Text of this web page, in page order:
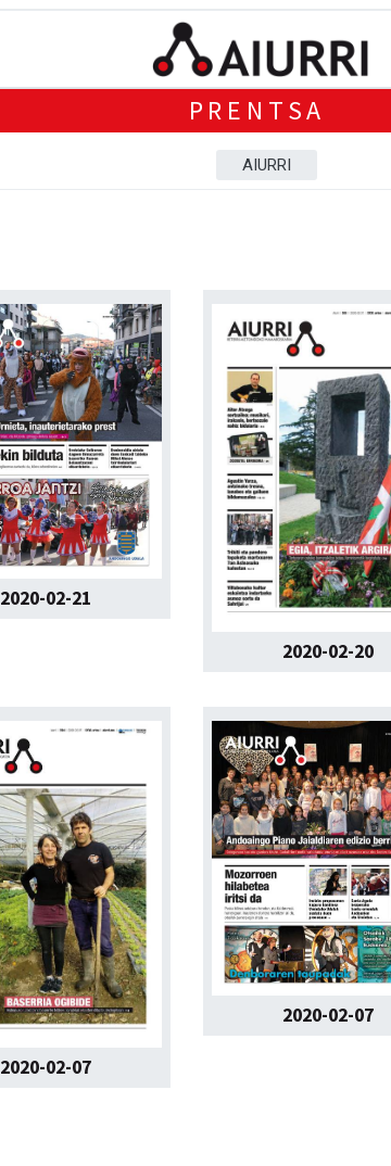
PRENTSA
AIURRI
2020-02-21
2020-02-20
2020-02-07
2020-02-07